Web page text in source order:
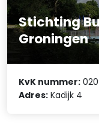
Stichting
Groningen
KvK nummer:
Adres: Kadijk 4